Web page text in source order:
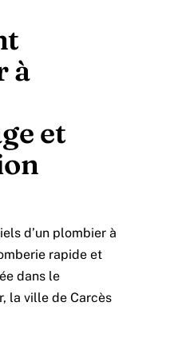
à
et
d’un plombier à
rapide et
dans le
la ville de Carcès